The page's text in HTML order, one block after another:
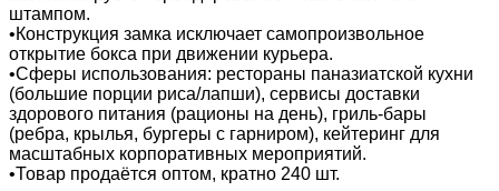
штампом.
•Конструкция замка исключает самопроизвольное
открытие бокса при движении курьера.
•Сферы использования: рестораны паназиатской кухни
(большие порции риса/лапши), сервисы доставки
здорового питания (рационы на день), гриль-бары
(ребра, крылья, бургеры с гарниром), кейтеринг для
масштабных корпоративных мероприятий.
•Товар продаётся оптом, кратно 240 шт.